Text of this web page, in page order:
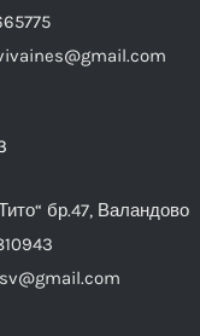
бр.47, Валандово